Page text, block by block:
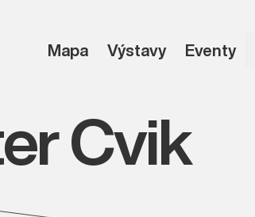
Mapa Výstavy Eventy
Cvik